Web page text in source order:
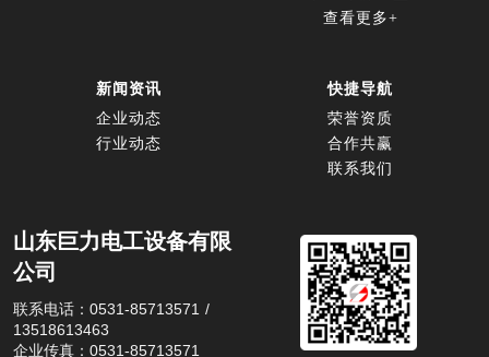
查看更多+
新闻资讯
企业动态
行业动态
快捷导航
荣誉资质
合作共赢
联系我们
山东巨力电工设备有限
公司
联系电话：0531-85713571 /
13518613463
企业传真：0531-85713571